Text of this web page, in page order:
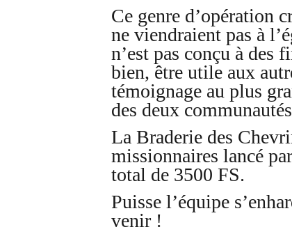
Ce genre d’opération
ne viendraient pas à
n’est pas conçu à des
bien, être utile aux
témoignage au plus
des deux
La Braderie des
missionnaires lancé
total de 3500 FS.
Puisse l’équipe
venir !